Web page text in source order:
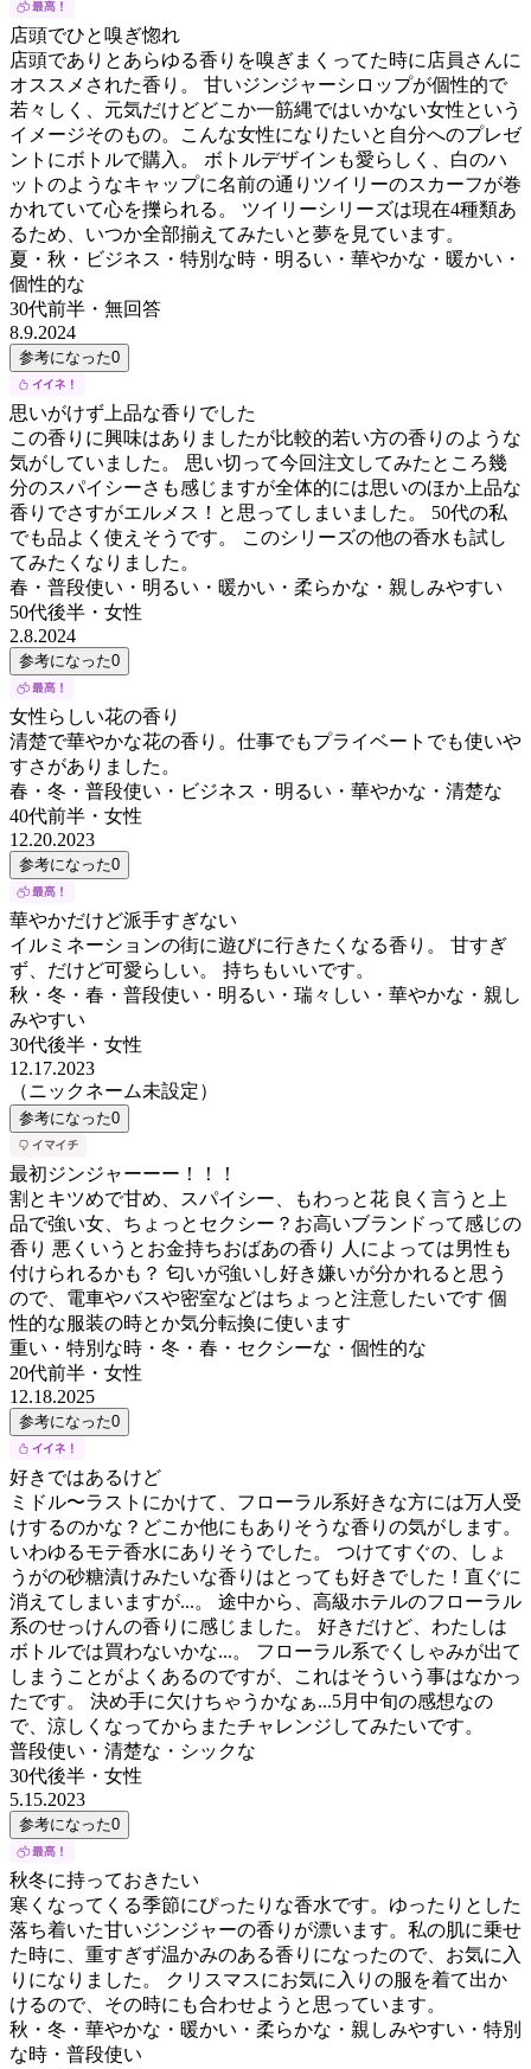
店頭でひと嗅ぎ惚れ
店頭でありとあらゆる香りを嗅ぎまくってた時に店員さんに
オススメされた香り。 甘いジンジャーシロップが個性的で
若々しく、元気だけどどこか一筋縄ではいかない女性という
イメージそのもの。こんな女性になりたいと自分へのプレゼ
ントにボトルで購入。 ボトルデザインも愛らしく、白のハ
ットのようなキャップに名前の通りツイリーのスカーフが巻
かれていて心を擽られる。 ツイリーシリーズは現在4種類あ
るため、いつか全部揃えてみたいと夢を見ています。
夏・秋・ビジネス・特別な時・明るい・華やかな・暖かい・
個性的な
30代前半 ・ 無回答
8.9.2024
参考になった0
思いがけず上品な香りでした
この香りに興味はありましたが比較的若い方の香りのような
気がしていました。 思い切って今回注文してみたところ幾
分のスパイシーさも感じますが全体的には思いのほか上品な
香りでさすがエルメス！と思ってしまいました。 50代の私
でも品よく使えそうです。 このシリーズの他の香水も試し
てみたくなりました。
春・普段使い・明るい・暖かい・柔らかな・親しみやすい
50代後半 ・ 女性
2.8.2024
参考になった0
女性らしい花の香り
清楚で華やかな花の香り。仕事でもプライベートでも使いや
すさがありました。
春・冬・普段使い・ビジネス・明るい・華やかな・清楚な
40代前半 ・ 女性
12.20.2023
参考になった0
華やかだけど派手すぎない
イルミネーションの街に遊びに行きたくなる香り。 甘すぎ
ず、だけど可愛らしい。 持ちもいいです。
秋・冬・春・普段使い・明るい・瑞々しい・華やかな・親し
みやすい
30代後半 ・ 女性
12.17.2023
（ニックネーム未設定）
参考になった0
最初ジンジャーーー！！！
割とキツめで甘め、スパイシー、もわっと花 良く言うと上
品で強い女、ちょっとセクシー？お高いブランドって感じの
香り 悪くいうとお金持ちおばあの香り 人によっては男性も
付けられるかも？ 匂いが強いし好き嫌いが分かれると思う
ので、電車やバスや密室などはちょっと注意したいです 個
性的な服装の時とか気分転換に使います
重い・特別な時・冬・春・セクシーな・個性的な
20代前半 ・ 女性
12.18.2025
参考になった0
好きではあるけど
ミドル〜ラストにかけて、フローラル系好きな方には万人受
けするのかな？どこか他にもありそうな香りの気がします。
いわゆるモテ香水にありそうでした。 つけてすぐの、しょ
うがの砂糖漬けみたいな香りはとっても好きでした！直ぐに
消えてしまいますが...。 途中から、高級ホテルのフローラル
系のせっけんの香りに感じました。 好きだけど、わたしは
ボトルでは買わないかな...。 フローラル系でくしゃみが出て
しまうことがよくあるのですが、これはそういう事はなかっ
たです。 決め手に欠けちゃうかなぁ...5月中旬の感想なの
で、涼しくなってからまたチャレンジしてみたいです。
普段使い・清楚な・シックな
30代後半 ・ 女性
5.15.2023
参考になった0
秋冬に持っておきたい
寒くなってくる季節にぴったりな香水です。ゆったりとした
落ち着いた甘いジンジャーの香りが漂います。私の肌に乗せ
た時に、重すぎず温かみのある香りになったので、お気に入
りになりました。 クリスマスにお気に入りの服を着て出か
けるので、その時にも合わせようと思っています。
秋・冬・華やかな・暖かい・柔らかな・親しみやすい・特別
な時・普段使い